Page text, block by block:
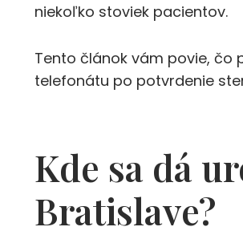
niekoľko stoviek pacientov.
Tento článok vám povie, čo
telefonátu po potvrdenie
Kde sa dá
Bratislave?